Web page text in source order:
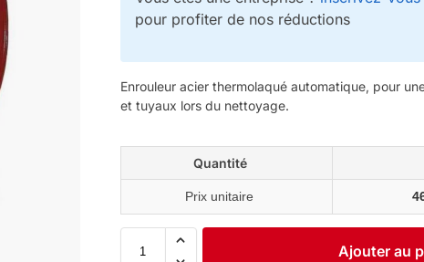
pour profiter de nos réductions
Enrouleur acier thermolaqué automatique, pour
et tuyaux lors du nettoyage.
Quantité
Prix unitaire
Ajouter au